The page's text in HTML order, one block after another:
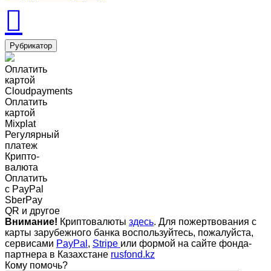
Рубрикатор
Оплатить
картой
Cloudpayments
Оплатить
картой
Mixplat
Регулярный
платеж
Крипто-
валюта
Оплатить
c PayPal
SberPay
QR и другое
Внимание! Криптовалюты здесь. Для пожертвования с
карты зарубежного банка воспользуйтесь, пожалуйста,
сервисами PayPal , Stripe или формой на сайте фонда-
партнера в Казахстане rusfond.kz
Кому помочь?